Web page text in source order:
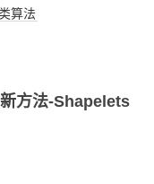
算法
方法-Shapelets